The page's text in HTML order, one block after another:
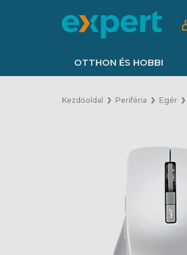
OTTHON ÉS HOBBI
Kezdőoldal Periféria Egér